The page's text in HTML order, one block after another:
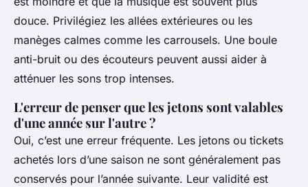
douce. Privilégiez les allées extérieures ou les
manèges calmes comme les carrousels. Une boule
anti-bruit ou des écouteurs peuvent aussi aider à
atténuer les sons trop intenses.
L'erreur de penser que les jetons sont valables
d'une année sur l'autre ?
Oui, c’est une erreur fréquente. Les jetons ou tickets
achetés lors d’une saison ne sont généralement pas
conservés pour l’année suivante. Leur validité est